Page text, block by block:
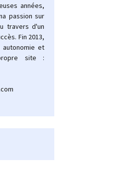
années,
passion sur
travers d'un
Fin 2013,
et
site :